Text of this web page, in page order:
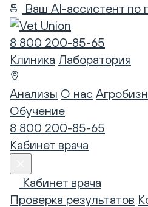
Ваш AI-ассистент по
8 800 200-85-65
Клиника Лаборатория
Анализы О нас
Обучение
8 800 200-85-65
Кабинет врача
Кабинет врача
Проверка результатов